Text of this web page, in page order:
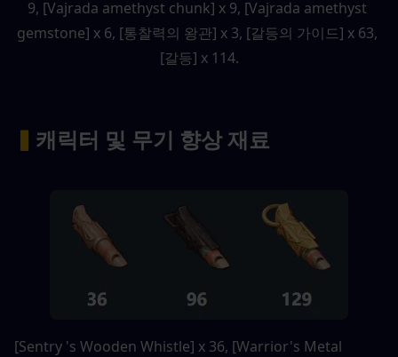
9, [Vajrada amethyst chunk] x 9, [Vajrada amethyst
gemstone] x 6, [통찰력의 왕관] x 3, [갈등의 가이드] x 63,
[갈등] x 114.
▍ 캐릭터 및 무기 향상 재료
[Sentry 's Wooden Whistle] x 36, [Warrior's Metal